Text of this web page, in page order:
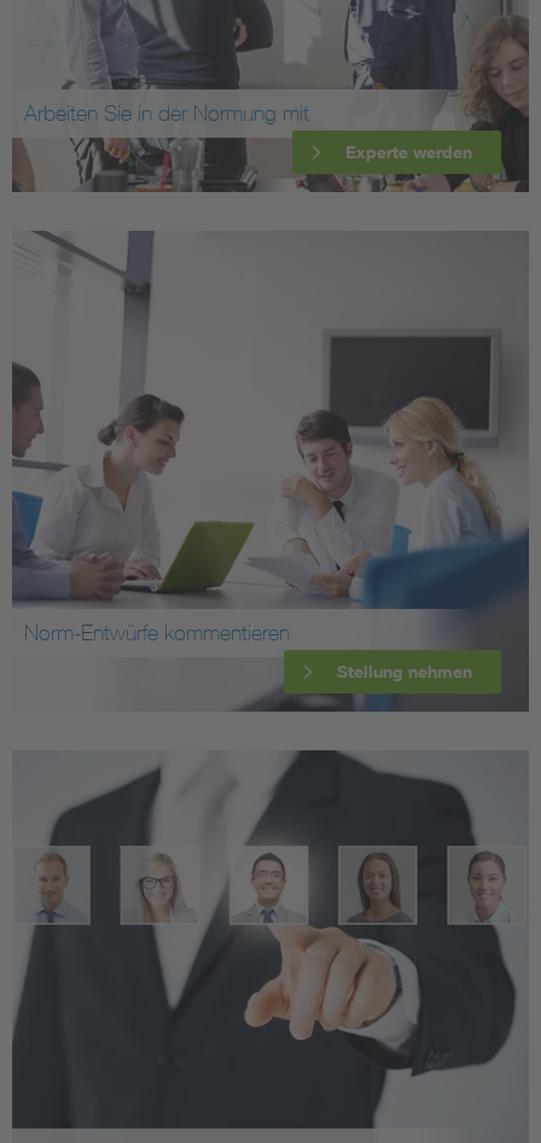
Arbeiten Sie in der Normung mit
Experte werden
Norm-Entwürfe kommentieren
Stellung nehmen